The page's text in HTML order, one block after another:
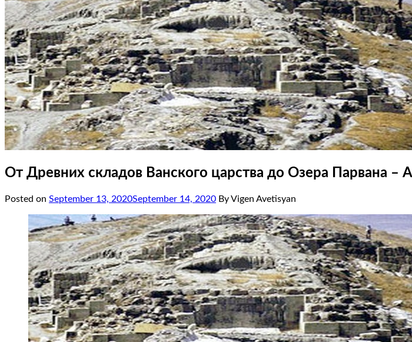
От Древних складов Ванского царства до Озера Парвана –
Posted on September 13, 2020September 14, 2020 By Vigen Avetisyan